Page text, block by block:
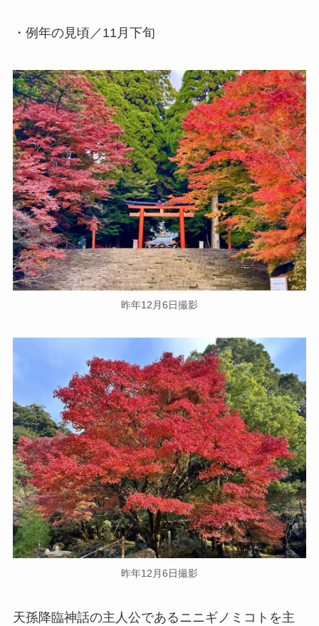
・例年の見頃／11月下旬
昨年12月6日撮影
昨年12月6日撮影
天孫降臨神話の主人公であるニニギノミコトを主